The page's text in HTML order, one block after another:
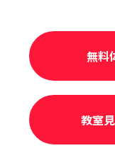
無料
教室